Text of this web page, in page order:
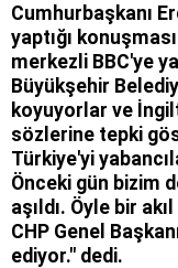
Cumhurbaşkanı
yaptığı
merkezli BBC'ye
Büyükşehir
koyuyorlar ve
sözlerine tepki
Türkiye'yi
Önceki gün bizim
aşıldı. Öyle bir
CHP Genel
ediyor." dedi.